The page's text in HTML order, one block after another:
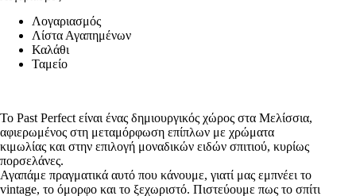
Λογαριασμός
Λίστα Αγαπημένων
Καλάθι
Ταμείο
Το Past Perfect είναι ένας δημιουργικός χώρος στα Μελίσσια,
αφιερωμένος στη μεταμόρφωση επίπλων με χρώματα
κιμωλίας και στην επιλογή μοναδικών ειδών σπιτιού, κυρίως
πορσελάνες.
Αγαπάμε πραγματικά αυτό που κάνουμε, γιατί μας εμπνέει το
vintage, το όμορφο και το ξεχωριστό. Πιστεύουμε πως το σπίτι